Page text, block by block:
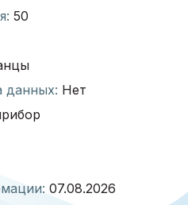
50
данных: Нет
07.08.2026